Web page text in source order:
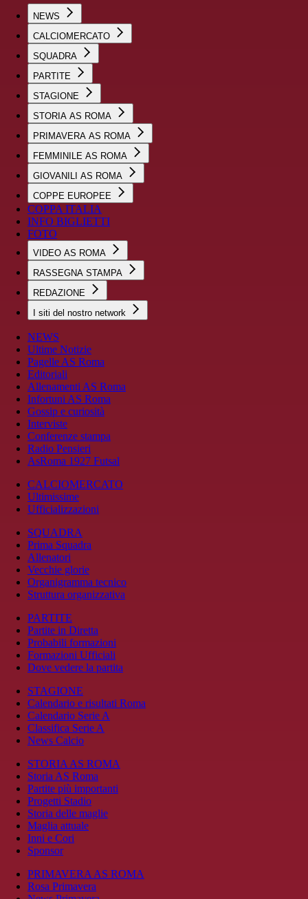
NEWS
CALCIOMERCATO
SQUADRA
PARTITE
STAGIONE
STORIA AS ROMA
PRIMAVERA AS ROMA
FEMMINILE AS ROMA
GIOVANILI AS ROMA
COPPE EUROPEE
COPPA ITALIA
INFO BIGLIETTI
FOTO
VIDEO AS ROMA
RASSEGNA STAMPA
REDAZIONE
I siti del nostro network
NEWS
Ultime Notizie
Pagelle AS Roma
Editoriali
Allenamenti AS Roma
Infortuni AS Roma
Gossip e curiosità
Interviste
Conferenze stampa
Radio Pensieri
AsRoma 1927 Futsal
CALCIOMERCATO
Ultimissime
Ufficializzazioni
SQUADRA
Prima Squadra
Allenatori
Vecchie glorie
Organigramma tecnico
Struttura organizzativa
PARTITE
Partite in Diretta
Probabili formazioni
Formazioni Ufficiali
Dove vedere la partita
STAGIONE
Calendario e risultati Roma
Calendario Serie A
Classifica Serie A
News Calcio
STORIA AS ROMA
Storia AS Roma
Partite più importanti
Progetti Stadio
Storia delle maglie
Maglia attuale
Inni e Cori
Sponsor
PRIMAVERA AS ROMA
Rosa Primavera